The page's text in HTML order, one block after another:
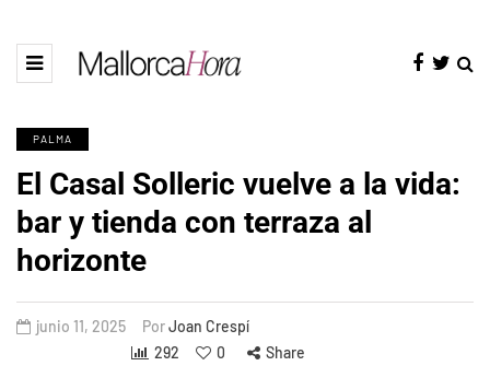
PALMA
El Casal Solleric vuelve a la vida:
bar y tienda con terraza al
horizonte
junio 11, 2025 PorJoan Crespí
292
0 Share